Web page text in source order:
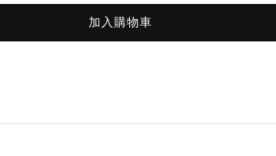
加入購物車